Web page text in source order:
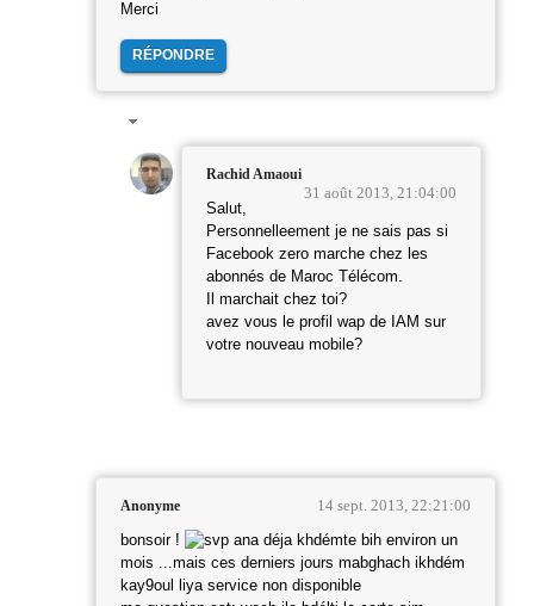
Merci
RÉPONDRE
Rachid Amaoui
31 août 2013, 21:04:00
Salut,
Personnelleement je ne sais pas si
Facebook zero marche chez les
abonnés de Maroc Télécom.
Il marchait chez toi?
avez vous le profil wap de IAM sur
votre nouveau mobile?
Anonyme 14 sept. 2013, 22:21:00
bonsoir !
ana déja khdémte bih environ un
mois ...mais ces derniers jours mabghach ikhdém
kay9oul liya service non disponible